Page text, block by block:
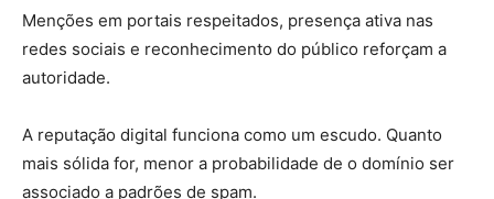
Menções em portais respeitados, presença ativa nas
redes sociais e reconhecimento do público reforçam a
autoridade.
A reputação digital funciona como um escudo. Quanto
mais sólida for, menor a probabilidade de o domínio ser
associado a padrões de spam.